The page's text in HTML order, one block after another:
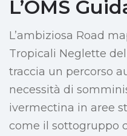
L’OMS
L’ambiziosa Road
Tropicali Neglette
traccia un percorso
necessità di
ivermectina in aree
come il sottogruppo